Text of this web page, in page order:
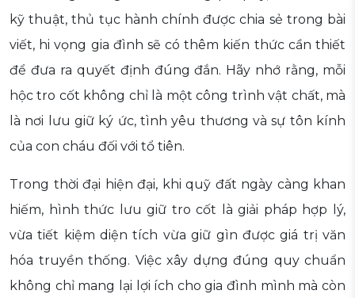
kỹ thuật, thủ tục hành chính được chia sẻ trong bài
viết, hi vọng gia đình sẽ có thêm kiến thức cần thiết
để đưa ra quyết định đúng đắn. Hãy nhớ rằng, mỗi
hộc tro cốt không chỉ là một công trình vật chất, mà
là nơi lưu giữ ký ức, tình yêu thương và sự tôn kính
của con cháu đối với tổ tiên.
Trong thời đại hiện đại, khi quỹ đất ngày càng khan
hiếm, hình thức lưu giữ tro cốt là giải pháp hợp lý,
vừa tiết kiệm diện tích vừa giữ gìn được giá trị văn
hóa truyền thống. Việc xây dựng đúng quy chuẩn
không chỉ mang lại lợi ích cho gia đình mình mà còn